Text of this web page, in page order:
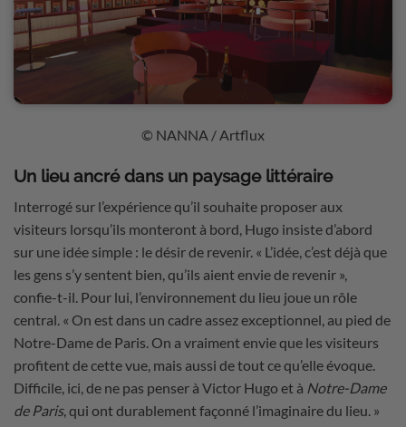
© NANNA / Artflux
Un lieu ancré dans un paysage littéraire
Interrogé sur l’expérience qu’il souhaite proposer aux
visiteurs lorsqu’ils monteront à bord, Hugo insiste d’abord
sur une idée simple : le désir de revenir. « L’idée, c’est déjà que
les gens s’y sentent bien, qu’ils aient envie de revenir »,
confie-t-il. Pour lui, l’environnement du lieu joue un rôle
central. « On est dans un cadre assez exceptionnel, au pied de
Notre-Dame de Paris. On a vraiment envie que les visiteurs
profitent de cette vue, mais aussi de tout ce qu’elle évoque.
Difficile, ici, de ne pas penser à Victor Hugo et à Notre-Dame
de Paris, qui ont durablement façonné l’imaginaire du lieu. »